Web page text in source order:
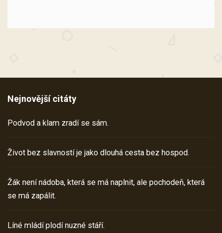
Nejnovější citáty
Podvod a klam zradí se sám.
Život bez slavností je jako dlouhá cesta bez hospod.
Žák není nádoba, která se má naplnit, ale pochodeň, která
se má zapálit.
Líné mládí plodí nuzné stáří.